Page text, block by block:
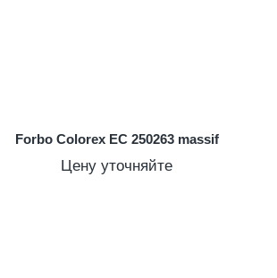
Forbo Colorex EC 250263 massif
Цену уточняйте